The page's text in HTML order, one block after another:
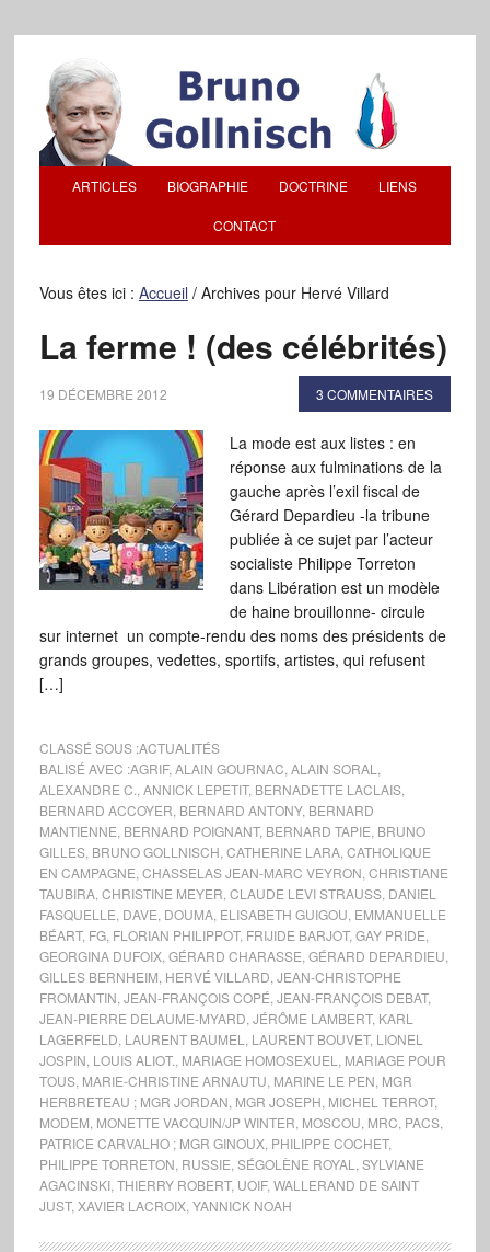
ARTICLES BIOGRAPHIE DOCTRINE LIENS
CONTACT
Vous êtes ici : Accueil /Archives pour Hervé Villard
La ferme ! (des célébrités)
19 DÉCEMBRE 2012 3 COMMENTAIRES
La mode est aux listes : en
réponse aux fulminations de la
gauche après l’exil fiscal de
Gérard Depardieu -la tribune
publiée à ce sujet par l’acteur
socialiste Philippe Torreton
dans Libération est un modèle
de haine brouillonne- circule
sur internet un compte-rendu des noms des présidents de
grands groupes, vedettes, sportifs, artistes, qui refusent
[…]
CLASSÉ SOUS :ACTUALITÉS
BALISÉ AVEC :AGRIF, ALAIN GOURNAC ALAIN SORAL
ALEXANDRE C. ANNICK LEPETIT, BERNADETTE LACLAIS,
BERNARD ACCOYER BERNARD ANTONY, BERNARD
MANTIENNE BERNARD POIGNANT, BERNARD TAPIE BRUNO
GILLES, BRUNO GOLLNISCH CATHERINE LARA, CATHOLIQUE
EN CAMPAGNE CHASSELAS JEAN-MARC VEYRON CHRISTIANE
TAUBIRA, CHRISTINE MEYER CLAUDE LEVI STRAUSS, DANIEL
FASQUELLE DAVE DOUMA, ELISABETH GUIGOU EMMANUELLE
BÉART, FG, FLORIAN PHILIPPOT, FRIJIDE BARJOT, GAY PRIDE
GEORGINA DUFOIX, GÉRARD CHARASSE GÉRARD DEPARDIEU
GILLES BERNHEIM HERVÉ VILLARD JEAN-CHRISTOPHE
FROMANTIN JEAN-FRANÇOIS COPÉ JEAN-FRANÇOIS DEBAT,
JEAN-PIERRE DELAUME-MYARD JÉRÔME LAMBERT, KARL
LAGERFELD LAURENT BAUMEL LAURENT BOUVET, LIONEL
JOSPIN LOUIS ALIOT. MARIAGE HOMOSEXUEL
MARIAGE POUR
TOUS, MARIE-CHRISTINE ARNAUTU MARINE LE PEN MGR
HERBRETEAU ; MGR JORDAN MGR JOSEPH MICHEL TERROT,
MODEM MONETTE VACQUIN/JP WINTER MOSCOU MRC PACS,
PATRICE CARVALHO ; MGR GINOUX, PHILIPPE COCHET,
PHILIPPE TORRETON RUSSIE SÉGOLÈNE ROYAL
SYLVIANE
AGACINSKI, THIERRY ROBERT, UOIF, WALLERAND DE SAINT
JUST, XAVIER LACROIX, YANNICK NOAH